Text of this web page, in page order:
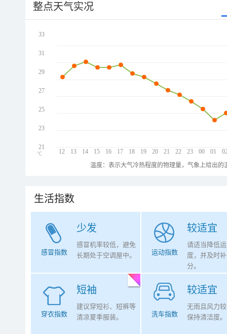
整点天气实况
12 13 14 15 16 17 18 19 20 21 22 23 00 01
33
31
29
27
25
23
21
℃
温度：表示大气冷热程度的物理量，气象上给出
生活指数
少发
感冒指数
感冒机率较低，避免
长期处于空调屋中。
较适宜
运动指数
请适当降低
度，并及时
分。
短袖
穿衣指数
建议穿短衫、短裤等
清凉夏季服装。
较适宜
洗车指数
无雨且风力
保持清洁度。